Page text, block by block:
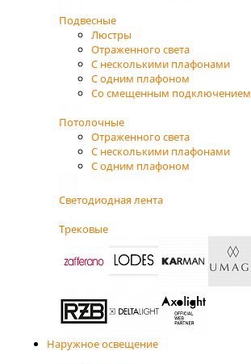
Подвесные
Люстры
Отраженного света
С несколькими плафонами
С одним плафоном
Со смещенным подключением
Потолочные
Отраженного света
С несколькими плафонами
С одним плафоном
Светодиодная лента
Трековые
Наружное освещение